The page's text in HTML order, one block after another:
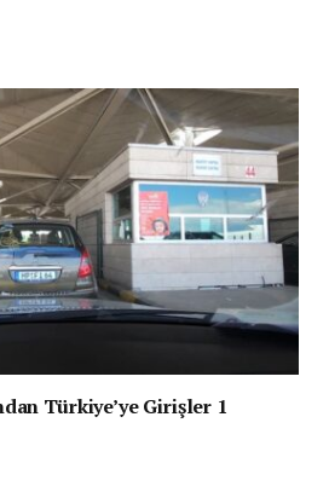
Türkiye’ye Girişler 1